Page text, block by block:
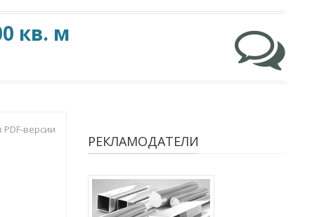
кв. м
версии
РЕКЛАМОДАТЕЛИ